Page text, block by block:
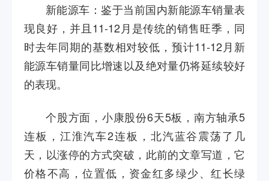
新能源车：鉴于当前国内新能源车销量表
现良好，并且 11-12月是传统的销售旺季，同
时去年同期的基数相对较低，预计11-12月新
能源车销量同比增速以及绝对量仍将延续较好
的表现。
个股方面，小康股份6天5板，南方轴承5
连板，江淮汽车2连板，北汽蓝谷震荡了几
天，以涨停的方式突破，此前的文章写道，它
价格不高，位置低，资金红多绿少、红长绿